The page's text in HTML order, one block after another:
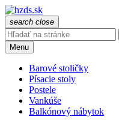
search close
Menu
Barové stoličky
Písacie stoly
Postele
Vankúše
Balkónový nábytok